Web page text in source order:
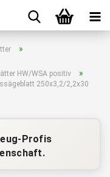
»
HW/WSA positiv »
250x3,2/2,2x30
Profis